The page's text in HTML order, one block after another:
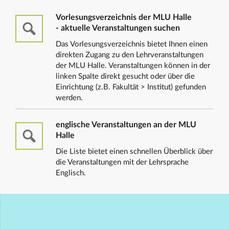
Vorlesungsverzeichnis der MLU Halle
- aktuelle Veranstaltungen suchen
Das Vorlesungsverzeichnis bietet Ihnen einen
direkten Zugang zu den Lehrveranstaltungen
der MLU Halle. Veranstaltungen können in der
linken Spalte direkt gesucht oder über die
Einrichtung (z.B. Fakultät > Institut) gefunden
werden.
englische Veranstaltungen an der MLU
Halle
Die Liste bietet einen schnellen Überblick über
die Veranstaltungen mit der Lehrsprache
Englisch.